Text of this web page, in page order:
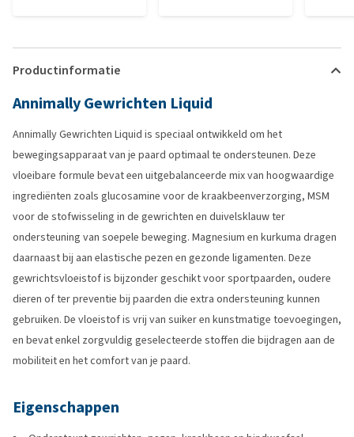
Productinformatie
Annimally Gewrichten Liquid
Annimally Gewrichten Liquid is speciaal ontwikkeld om het
bewegingsapparaat van je paard optimaal te ondersteunen. Deze
vloeibare formule bevat een uitgebalanceerde mix van hoogwaardige
ingrediënten zoals glucosamine voor de kraakbeenverzorging, MSM
voor de stofwisseling in de gewrichten en duivelsklauw ter
ondersteuning van soepele beweging. Magnesium en kurkuma dragen
daarnaast bij aan elastische pezen en gezonde ligamenten. Deze
gewrichtsvloeistof is bijzonder geschikt voor sportpaarden, oudere
dieren of ter preventie bij paarden die extra ondersteuning kunnen
gebruiken. De vloeistof is vrij van suiker en kunstmatige toevoegingen,
en bevat enkel zorgvuldig geselecteerde stoffen die bijdragen aan de
mobiliteit en het comfort van je paard.
Eigenschappen